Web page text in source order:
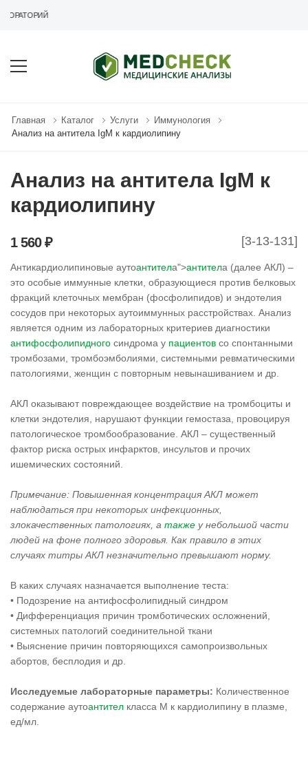
Главная Каталог Услуги
Иммунология
Анализ на антитела IgM к кардиолипину
Анализ на антитела IgM к
кардиолипину
[3-13-131]
1 560 ₽
Антикардиолипиновые аутоантитела">антитела (далее АКЛ) –
это особые иммунные клетки, образующиеся против белковых
фракций клеточных мембран (фосфолипидов) и эндотелия
сосудов при некоторых аутоиммунных расстройствах. Анализ
является одним из лабораторных критериев диагностики
антифосфолипидного синдрома у пациентов со спонтанными
тромбозами, тромбоэмболиями, системными ревматическими
патологиями, женщин с повторным невынашиванием и др.
АКЛ оказывают повреждающее воздействие на тромбоциты и
клетки эндотелия, нарушают функции гемостаза, провоцируя
патологическое тромбообразование. АКЛ – существенный
фактор риска острых инфарктов, инсультов и прочих
ишемических состояний.
Примечание: Повышенная концентрация АКЛ может
наблюдаться при некоторых инфекционных,
злокачественных патологиях, а также у небольшой части
людей на фоне полного здоровья. Как правило в этих
случаях титры АКЛ незначительно превышают норму.
В каких случаях назначается выполнение теста:
• Подозрение на антифосфолипидный синдром
• Дифференциация причин тромботических осложнений,
системных патологий соединительной ткани
• Выяснение причин повторяющихся самопроизвольных
абортов, бесплодия и др.
Исследуемые лабораторные параметры: Количественное
содержание аутоантител класса M к кардиолипину в плазме,
ед/мл.